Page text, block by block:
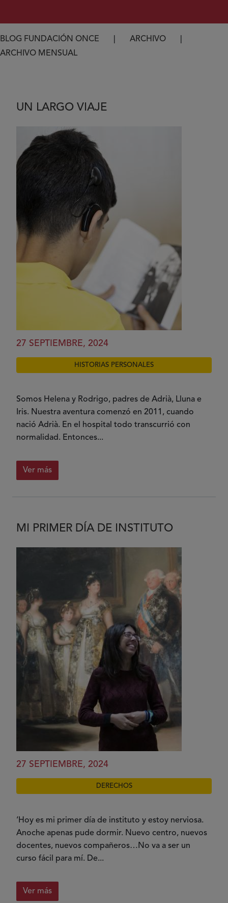
Ruta de navegación
BLOG FUNDACIÓN ONCE
ARCHIVO
ARCHIVO MENSUAL
UN LARGO VIAJE
27 SEPTIEMBRE, 2024
HISTORIAS PERSONALES
Somos Helena y Rodrigo, padres de Adrià, Lluna e
Iris. Nuestra aventura comenzó en 2011, cuando
nació Adrià. En el hospital todo transcurrió con
normalidad. Entonces...
Ver más
MI PRIMER DÍA DE INSTITUTO
27 SEPTIEMBRE, 2024
DERECHOS
‘Hoy es mi primer día de instituto y estoy nerviosa.
Anoche apenas pude dormir. Nuevo centro, nuevos
docentes, nuevos compañeros…No va a ser un
curso fácil para mí. De...
Ver más